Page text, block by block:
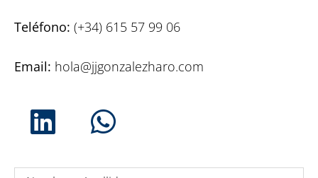
Teléfono: (+34) 615 57 99 06
Email: hola@jjgonzalezharo.com